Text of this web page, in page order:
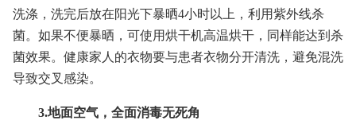
洗涤，洗完后放在阳光下暴晒4小时以上，利用紫外线杀
菌。如果不便暴晒，可使用烘干机高温烘干，同样能达到杀
菌效果。健康家人的衣物要与患者衣物分开清洗，避免混洗
导致交叉感染。
3.地面空气，全面消毒无死角